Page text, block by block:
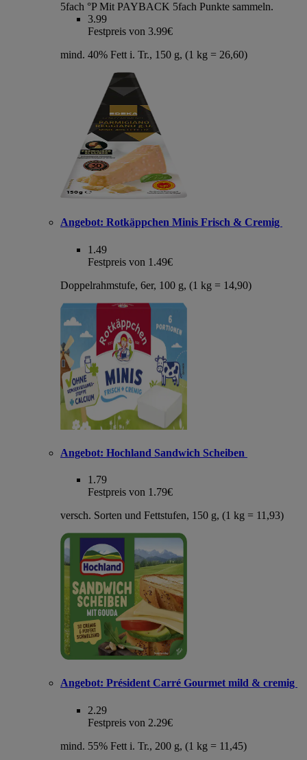
5fach °P Mit PAYBACK 5fach Punkte sammeln.
3.99
Festpreis von 3.99€
mind. 40% Fett i. Tr., 150 g, (1 kg = 26,60)
Angebot: Rotkäppchen Minis Frisch & Cremig
1.49
Festpreis von 1.49€
Doppelrahmstufe, 6er, 100 g, (1 kg = 14,90)
Angebot: Hochland Sandwich Scheiben
1.79
Festpreis von 1.79€
versch. Sorten und Fettstufen, 150 g, (1 kg = 11,93)
Angebot: Président Carré Gourmet mild & cremig
2.29
Festpreis von 2.29€
mind. 55% Fett i. Tr., 200 g, (1 kg = 11,45)